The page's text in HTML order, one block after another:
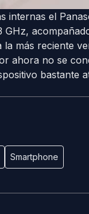
internas el
más reciente
ahora no se
bastante
Smartphone